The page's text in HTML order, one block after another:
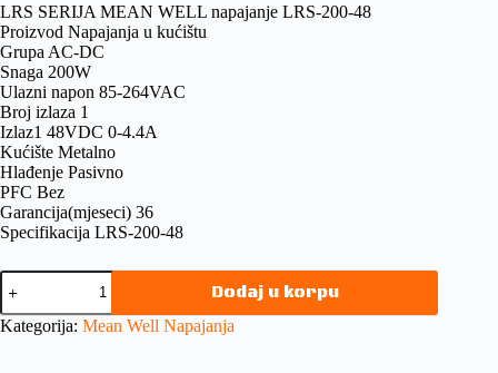
LRS SERIJA MEAN WELL napajanje LRS-200-48
Proizvod Napajanja u kućištu
Grupa AC-DC
Snaga 200W
Ulazni napon 85-264VAC
Broj izlaza 1
Izlaz1 48VDC 0-4.4A
Kućište Metalno
Hlađenje Pasivno
PFC Bez
Garancija(mjeseci) 36
Specifikacija LRS-200-48
Dodaj u korpu
Kategorija: Mean Well Napajanja